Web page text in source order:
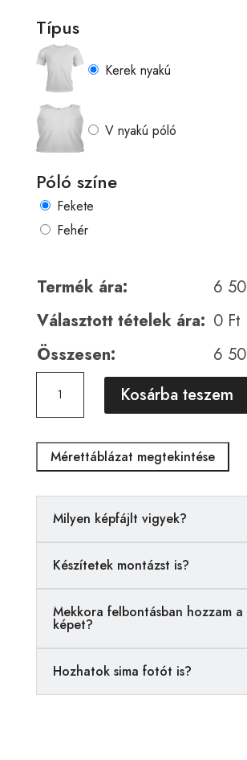
Típus
Kerek nyakú
V nyakú póló
Póló színe
Fekete
Fehér
Termék ára: 6
Választott tételek ára: 0 Ft
Összesen:
6
01082
Kosárba teszem
Mérettáblázat megtekintése
Milyen képfájlt vigyek?
Készítetek montázst is?
Mekkora felbontásban hozzam a
képet?
Hozhatok sima fotót is?